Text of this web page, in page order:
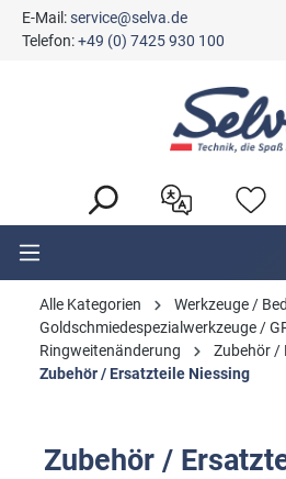
springen
E-Mail:service@selva.de
Telefon:+49 (0) 7425 930 100
Alle Kategorien
Werkzeuge /
Goldschmiedespezialwerkzeuge /
Ringweitenänderung
Zubehör /
Zubehör / Ersatzteile Niessing
Zubehör /